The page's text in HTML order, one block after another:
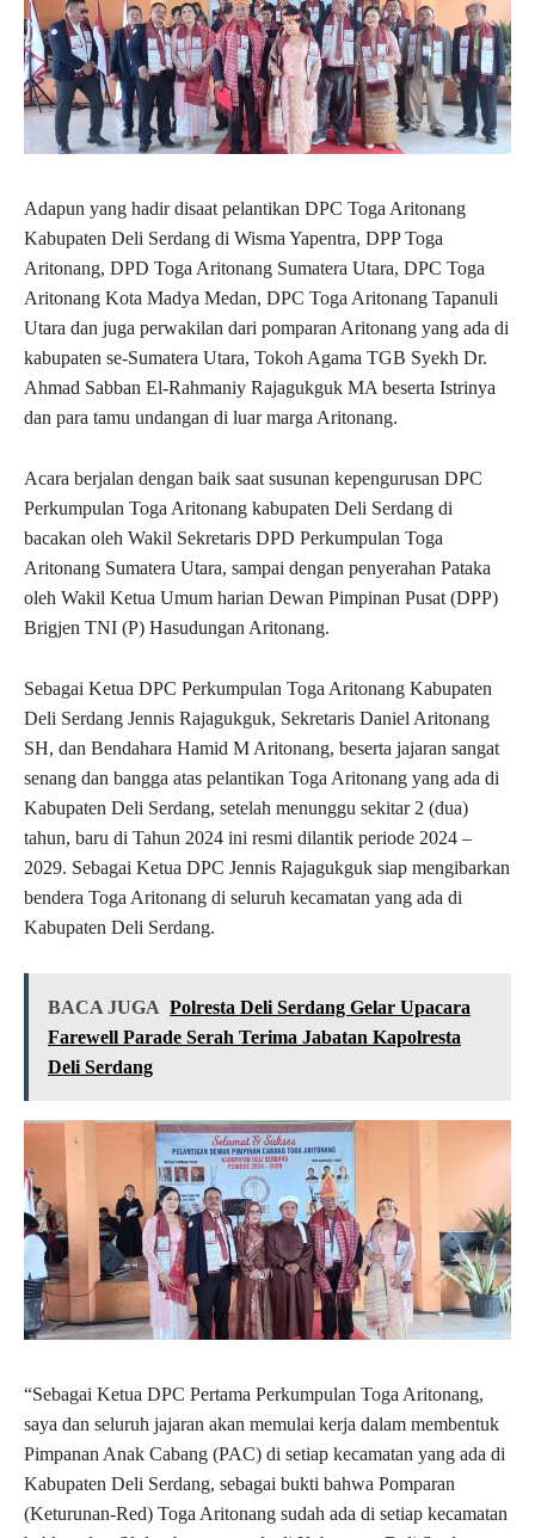
Adapun yang hadir disaat pelantikan DPC Toga Aritonang
Kabupaten Deli Serdang di Wisma Yapentra, DPP Toga
Aritonang, DPD Toga Aritonang Sumatera Utara, DPC Toga
Aritonang Kota Madya Medan, DPC Toga Aritonang Tapanuli
Utara dan juga perwakilan dari pomparan Aritonang yang ada di
kabupaten se-Sumatera Utara, Tokoh Agama TGB Syekh Dr.
Ahmad Sabban El-Rahmaniy Rajagukguk MA beserta Istrinya
dan para tamu undangan di luar marga Aritonang.
Acara berjalan dengan baik saat susunan kepengurusan DPC
Perkumpulan Toga Aritonang kabupaten Deli Serdang di
bacakan oleh Wakil Sekretaris DPD Perkumpulan Toga
Aritonang Sumatera Utara, sampai dengan penyerahan Pataka
oleh Wakil Ketua Umum harian Dewan Pimpinan Pusat (DPP)
Brigjen TNI (P) Hasudungan Aritonang.
Sebagai Ketua DPC Perkumpulan Toga Aritonang Kabupaten
Deli Serdang Jennis Rajagukguk, Sekretaris Daniel Aritonang
SH, dan Bendahara Hamid M Aritonang, beserta jajaran sangat
senang dan bangga atas pelantikan Toga Aritonang yang ada di
Kabupaten Deli Serdang, setelah menunggu sekitar 2 (dua)
tahun, baru di Tahun 2024 ini resmi dilantik periode 2024 –
2029. Sebagai Ketua DPC Jennis Rajagukguk siap mengibarkan
bendera Toga Aritonang di seluruh kecamatan yang ada di
Kabupaten Deli Serdang.
BACA JUGA Polresta Deli Serdang Gelar Upacara
Farewell Parade Serah Terima Jabatan Kapolresta
Deli Serdang
“Sebagai Ketua DPC Pertama Perkumpulan Toga Aritonang,
saya dan seluruh jajaran akan memulai kerja dalam membentuk
Pimpanan Anak Cabang (PAC) di setiap kecamatan yang ada di
Kabupaten Deli Serdang, sebagai bukti bahwa Pomparan
(Keturunan-Red) Toga Aritonang sudah ada di setiap kecamatan